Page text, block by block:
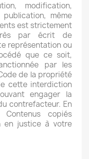
modification,
même
est strictement
par écrit de
représentation ou
que ce soit,
par les
de la propriété
cette interdiction
engager la
contrefacteur. En
copiés
en justice à votre